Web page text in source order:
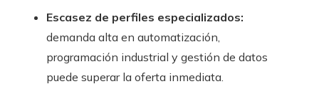
Escasez de perfiles especializados:
demanda alta en automatización,
programación industrial y gestión de datos
puede superar la oferta inmediata.